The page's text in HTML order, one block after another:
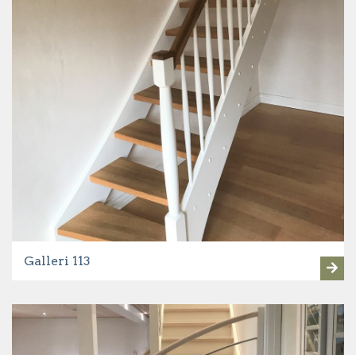
Galleri 113